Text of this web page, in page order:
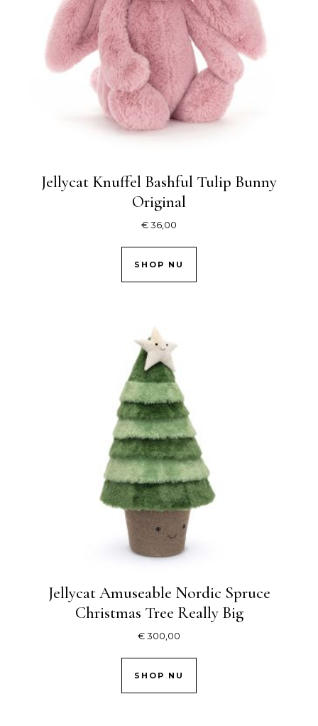
Jellycat Knuffel Bashful Tulip Bunny
Original
€36,00
SHOP NU
Jellycat Amuseable Nordic Spruce
Christmas Tree Really Big
€300,00
SHOP NU